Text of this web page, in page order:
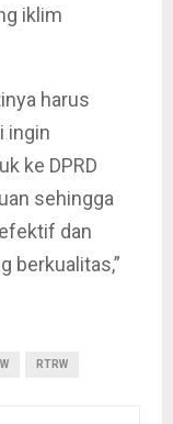
iklim
harus
ingin
ke DPRD
sehingga
dan
berkualitas,”
RTRW